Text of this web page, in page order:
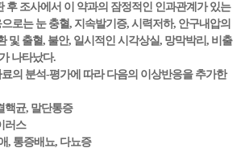
후 조사에서 이 약과의 잠정적인 인과관계가 있는
로는 눈 충혈, 지속발기증, 시력저하, 안구내압의
및 출혈, 불안, 일시적인 시각상실, 망막박리, 비출
나타났다.
의 분석-평가에 따라 다음의 이상반응을 추가한
핵균, 말단통증
러스
, 통증배뇨, 다뇨증